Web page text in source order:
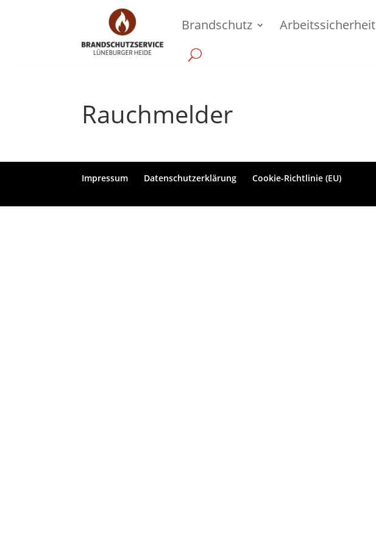
Brandschutz Arbeitssicherheit
Rauchmelder
Impressum Datenschutzerklärung Cookie-Richtlinie (EU)